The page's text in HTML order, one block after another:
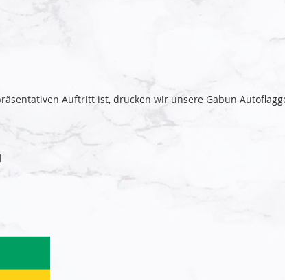
Auftritt ist, drucken wir unsere Gabun